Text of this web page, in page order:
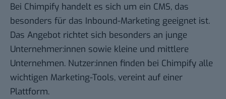
Bei Chimpify handelt es sich um ein CMS, das
besonders für das Inbound-Marketing geeignet ist.
Das Angebot richtet sich besonders an junge
Unternehmer:innen sowie kleine und mittlere
Unternehmen. Nutzer:innen finden bei Chimpify alle
wichtigen Marketing-Tools, vereint auf einer
Plattform.